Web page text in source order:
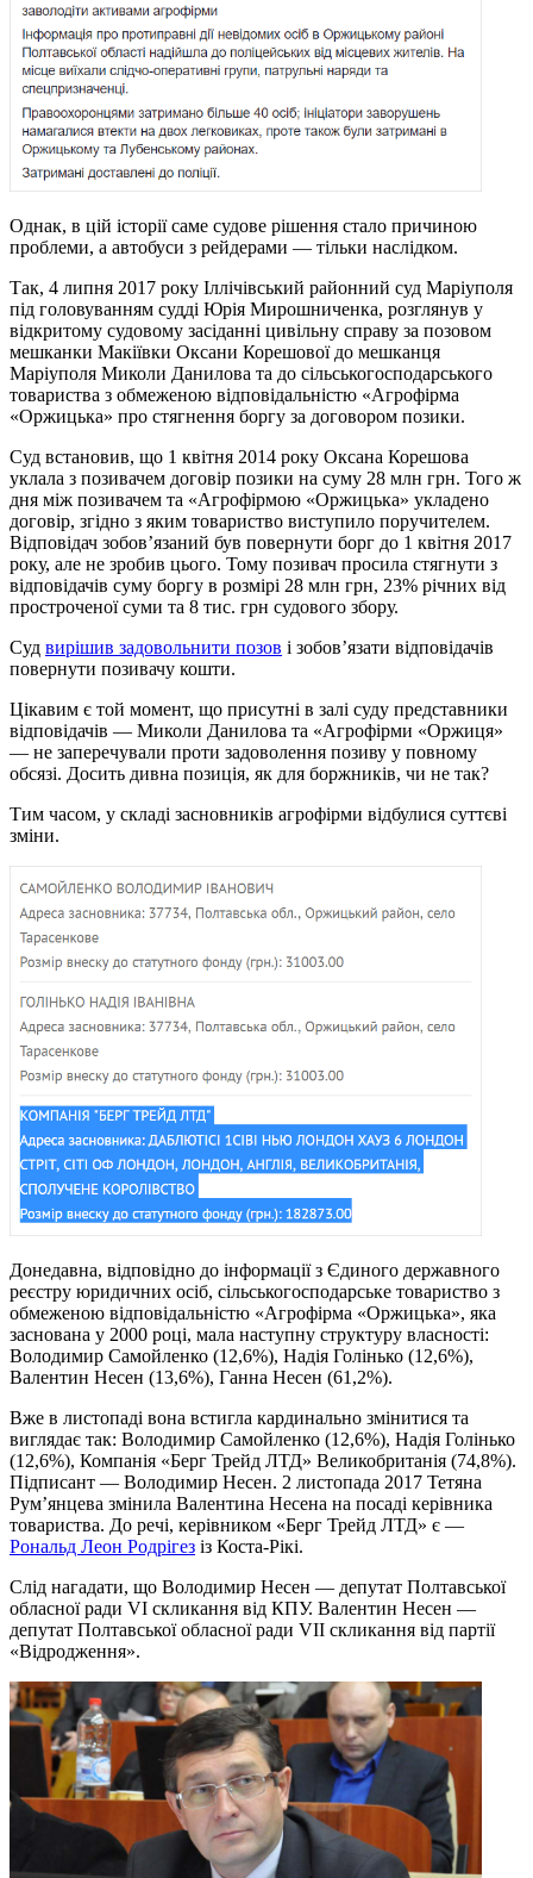
Однак, в цій історії саме судове рішення стало причиною
проблеми, а автобуси з рейдерами — тільки наслідком.
Так, 4 липня 2017 року Іллічівський районний суд Маріуполя
під головуванням судді Юрія Мирошниченка, розглянув у
відкритому судовому засіданні цивільну справу за позовом
мешканки Макіївки Оксани Корешової до мешканця
Маріуполя Миколи Данилова та до сільськогосподарського
товариства з обмеженою відповідальністю «Агрофірма
«Оржицька» про стягнення боргу за договором позики.
Суд встановив, що 1 квітня 2014 року Оксана Корешова
уклала з позивачем договір позики на суму 28 млн грн. Того ж
дня між позивачем та «Агрофірмою «Оржицька» укладено
договір, згідно з яким товариство виступило поручителем.
Відповідач зобов’язаний був повернути борг до 1 квітня 2017
року, але не зробив цього. Тому позивач просила стягнути з
відповідачів суму боргу в розмірі 28 млн грн, 23% річних від
простроченої суми та 8 тис. грн судового збору.
Суд вирішив задовольнити позов і зобов’язати відповідачів
повернути позивачу кошти.
Цікавим є той момент, що присутні в залі суду представники
відповідачів — Миколи Данилова та «Агрофірми «Оржиця»
— не заперечували проти задоволення позиву у повному
обсязі. Досить дивна позиція, як для боржників, чи не так?
Тим часом, у складі засновників агрофірми відбулися суттєві
зміни.
Донедавна, відповідно до інформації з Єдиного державного
реєстру юридичних осіб, сільськогосподарське товариство з
обмеженою відповідальністю «Агрофірма «Оржицька», яка
заснована у 2000 році, мала наступну структуру власності:
Володимир Самойленко (12,6%), Надія Голінько (12,6%),
Валентин Несен (13,6%), Ганна Несен (61,2%).
Вже в листопаді вона встигла кардинально змінитися та
виглядає так: Володимир Самойленко (12,6%), Надія Голінько
(12,6%), Компанія «Берг Трейд ЛТД» Великобританія (74,8%).
Підписант — Володимир Несен. 2 листопада 2017 Тетяна
Рум’янцева змінила Валентина Несена на посаді керівника
товариства. До речі, керівником «Берг Трейд ЛТД» є —
Рональд Леон Родрігез із Коста-Рікі.
Слід нагадати, що Володимир Несен — депутат Полтавської
обласної ради VI скликання від КПУ. Валентин Несен —
депутат Полтавської обласної ради VII скликання від партії
«Відродження».